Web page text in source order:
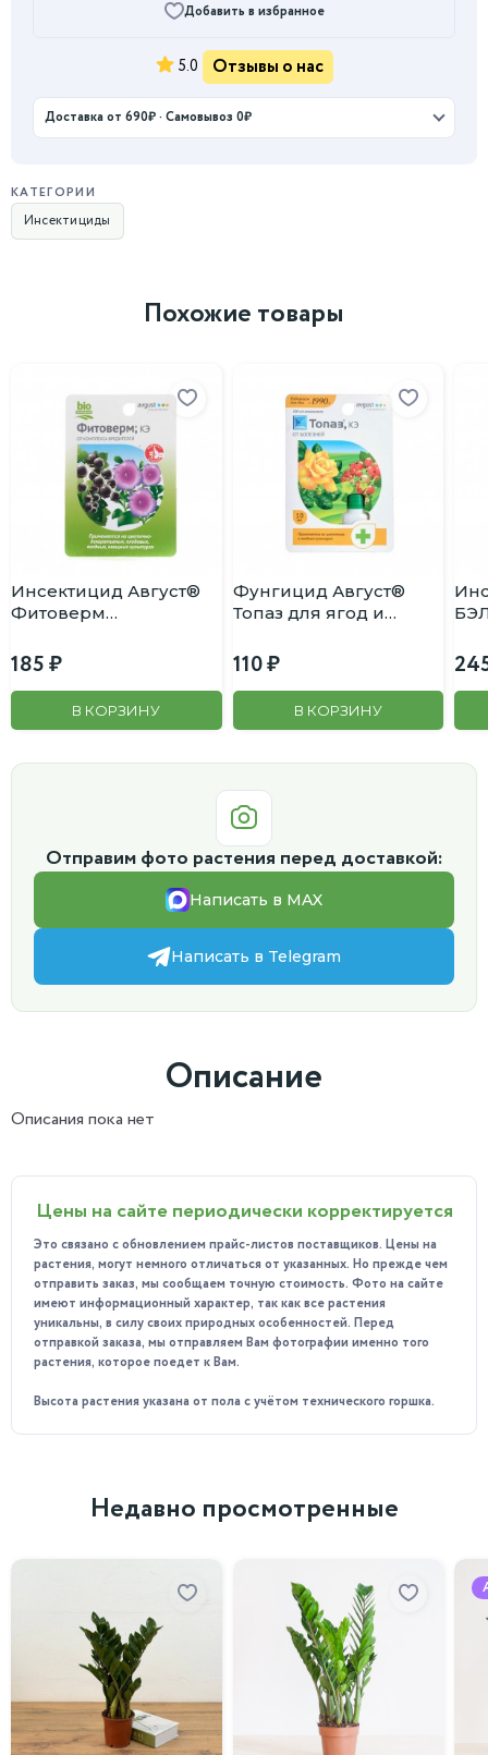
Добавить в избранное
5.0 Отзывы о нас
Доставка от 690₽ · Самовывоз 0₽
КАТЕГОРИИ
Инсектициды
Похожие товары
Инсектицид Август®
Фитоверм
185
В КОРЗИНУ
Фунгицид Август®
Топаз для ягод и
росы 2мл
110
В КОРЗИНУ
Отправим фото растения перед доставкой:
Написать в MAX
Написать в Telegram
Описание
Описания пока нет
Цены на сайте периодически корректируется
Это связано с обновлением прайс-листов поставщиков. Цены на
растения, могут немного отличаться от указанных. Но прежде чем
отправить заказ, мы сообщаем точную стоимость. Фото на сайте
имеют информационный характер, так как все растения
уникальны, в силу своих природных особенностей. Перед
отправкой заказа, мы отправляем Вам фотографии именно того
растения, которое поедет к Вам.
Высота растения указана от пола с учётом технического горшка.
Недавно просмотренные